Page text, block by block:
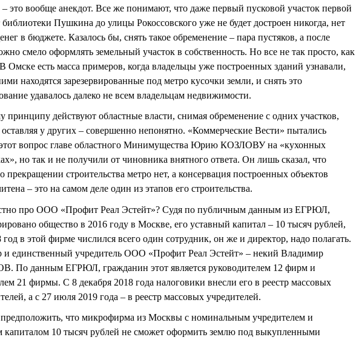
– это вообще анекдот. Все же понимают, что даже первый пусковой участок первой
Пушкина до улицы Рокоссовского уже не будет достроен никогда, нет
в бюджете. Казалось бы, снять такое обременение – пара пустяков, а после
смело оформлять земельный участок в собственность. Но все не так просто, как
Омске есть масса примеров, когда владельцы уже построенных зданий узнавали,
находятся зарезервированные под метро кусочки земли, и снять это
удавалось далеко не всем владельцам недвижимости.
принципу действуют областные власти, снимая обременение с одних участков,
у других – совершенно непонятно. «Коммерческие Вести» пытались
этот вопрос главе областного Минимущества Юрию КОЗЛОВУ на «кухонных
но так и не получили от чиновника внятного ответа. Он лишь сказал, что
прекращении строительства метро нет, а консервация построенных объектов
– это на самом деле один из этапов его строительства.
про ООО «Профит Реал Эстейт»? Судя по публичным данным из ЕГРЮЛ,
общество в 2016 году в Москве, его уставный капитал – 10 тысяч рублей,
год в этой фирме числился всего один сотрудник, он же и директор, надо полагать.
и единственный учредитель ООО «Профит Реал Эстейт» – некий Владимир
По данным ЕГРЮЛ, гражданин этот является руководителем 12 фирм и
21 фирмы. С 8 декабря 2018 года налоговики внесли его в реестр массовых
а с 27 июля 2019 года – в реестр массовых учредителей.
что микрофирма из Москвы с номинальным учредителем и
капиталом 10 тысяч рублей не сможет оформить землю под выкупленными